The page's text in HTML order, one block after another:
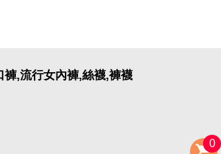
,流行女內褲,絲襪,褲襪
0